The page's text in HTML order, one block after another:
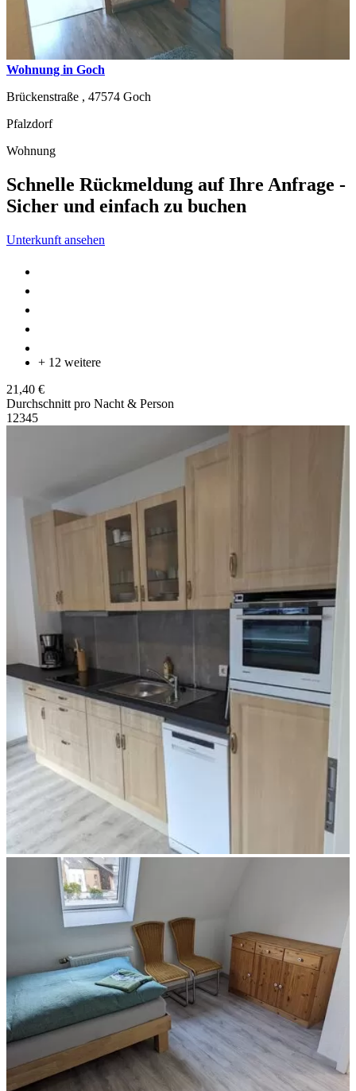
Wohnung in Goch
Brückenstraße , 47574 Goch
Pfalzdorf
Wohnung
Schnelle Rückmeldung auf Ihre Anfrage -
Sicher und einfach zu buchen
Unterkunft ansehen
+ 12 weitere
21,40 €
Durchschnitt pro Nacht & Person
1 2345